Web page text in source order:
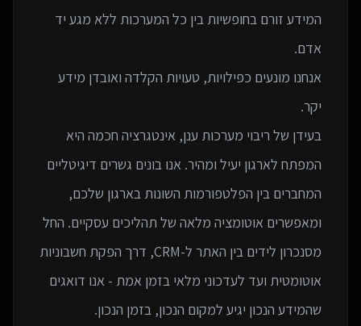
המידע זורם בחופשיות בין כל המערכות ללא מגע יד
אנחנו מונעים כפילויות, טעויות הקלדה ואובדן מידע
בעידן של ריבוי מערכות ענן, אינטגרציה חכמה היא
המפתח לארגון יעיל ומהיר. אנו בונים גשרים דיגיטליים
המחברים בין הפלטפורמות השונות בארגון שלכם,
ומאפשרים אוטומציה מלאה של תהליכים עסקיים. החל
מסנכרון לידים בין האתר ל-CRM, דרך הפקת חשבוניות
אוטומטית ועד לעדכוני מלאי בזמן אמת - אנו דואגים
שהמידע הנכון יגיע למקום הנכון, בזמן הנכון.